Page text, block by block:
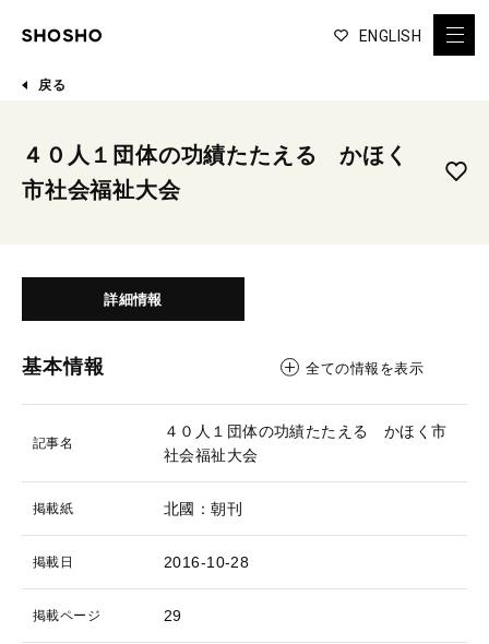
ENGLISH
戻る
４０人１団体の功績たたえる かほく
市社会福祉大会
詳細情報
基本情報 全ての情報を表示
記事名
４０人１団体の功績たたえる かほく市
社会福祉大会
掲載紙 北國：朝刊
掲載日 2016-10-28
掲載ページ 29